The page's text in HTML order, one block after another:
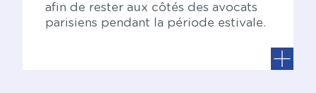
afin de rester aux côtés des avocats
parisiens pendant la période estivale.